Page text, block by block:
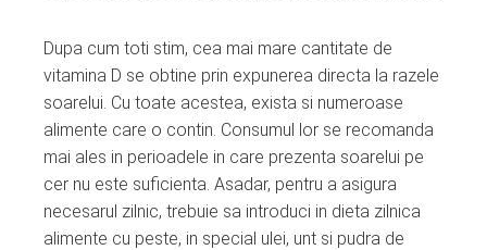
Dupa cum toti stim, cea mai mare cantitate de
vitamina D se obtine prin expunerea directa la razele
soarelui. Cu toate acestea, exista si numeroase
alimente care o contin. Consumul lor se recomanda
mai ales in perioadele in care prezenta soarelui pe
cer nu este suficienta. Asadar, pentru a asigura
necesarul zilnic, trebuie sa introduci in dieta zilnica
alimente cu peste, in special ulei, unt si pudra de